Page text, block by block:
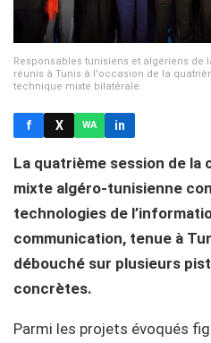
Responsables tunisiens et algériens
réunis à Tunis à l'occasion de la
technique mixte bilatérale.
f X WA in
La quatrième session de la
mixte algéro-tunisienne
technologies de
communication, tenue à
débouché sur plusieurs
concrètes.
Parmi les projets évoqués